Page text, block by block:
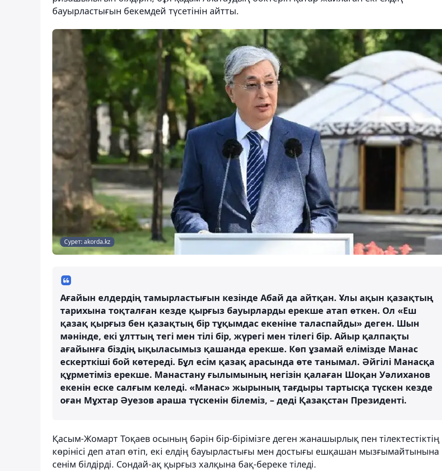
бауырластығын бекемдей түсетінін айтты.
Сурет: akorda.kz
Ағайын елдердің тамырластығын кезінде Абай да айтқан. Ұлы ақын қазақтың
тарихына тоқталған кезде қырғыз бауырларды ерекше атап өткен. Ол «Еш
қазақ қырғыз бен қазақтың бір тұқымдас екеніне таласпайды» деген. Шын
мәнінде, екі ұлттың тегі мен тілі бір, жүрегі мен тілегі бір. Айыр қалпақты
ағайынға біздің ықыласымыз қашанда ерекше. Көп ұзамай елімізде Манас
ескерткіші бой көтереді. Бұл есім қазақ арасында өте танымал. Әйгілі Манасқа
құрметіміз ерекше. Манастану ғылымының негізін қалаған Шоқан Уәлиханов
екенін еске салғым келеді. «Манас» жырының тағдыры тартысқа түскен кезде
оған Мұхтар Әуезов араша түскенін білеміз, – деді Қазақстан Президенті.
Қасым-Жомарт Тоқаев осының бәрін бір-бірімізге деген жанашырлық пен тілектестіктің
көрінісі деп атап өтіп, екі елдің бауырластығы мен достығы ешқашан мызғымайтынына
сенім білдірді. Сондай-ақ қырғыз халқына бақ-береке тіледі.